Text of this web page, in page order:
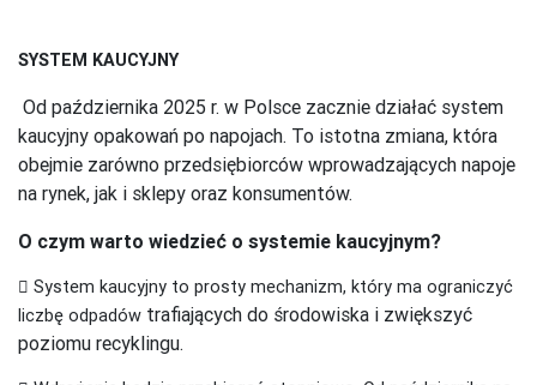
SYSTEM KAUCYJNY
Od października 2025 r. w Polsce zacznie działać system
kaucyjny opakowań po napojach. To istotna zmiana, która
obejmie zarówno przedsiębiorców wprowadzających napoje
na rynek, jak i sklepy oraz konsumentów.
O czym warto wiedzieć o systemie kaucyjnym?
 System kaucyjny to prosty mechanizm, który ma ograniczyć
liczbę odpadów trafiających do środowiska i zwiększyć
poziomu recyklingu.